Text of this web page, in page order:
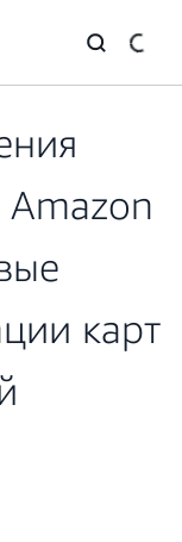
карт